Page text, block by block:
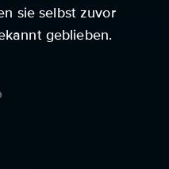
sie selbst zuvor
geblieben.